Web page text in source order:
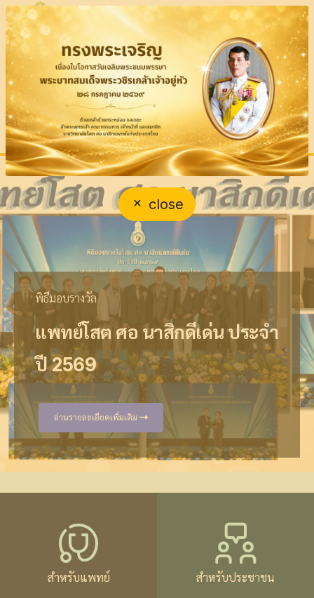
ขอแสดงความยินดี แด่...
รศ.พญ.นันทิการ์ สันสุวรรณ
ประธานวิรัชกิจ ราชวิทยาลัยโสต ศอ นาสิกแพทย์ แห่ง
ประเทศไทย วาระปี 2567-2569 ได้รับโล่ประกาศ
เกียรติคุณ จาก คณะแพทยศาสตร์มหาวิทยาลัยเชียงใหม่
อาจารย์ดีเด่นของคณะแพทยศาสตร์ชั้นคลินิก
อ่านรายละเอียดเพิ่มเติม
ไปใช้สิทธิเลือกตั้งคณะกรรมการ
บริหารวาระ 2570-2572 นอก
สถาบัน
ออนไลน์ ผ่านระบบ "แพทยสภา" ในวันที่15 กรกฎาคม
2569 ถึง วันที่ 8 ตุลาคม 2569
อ่านรายละเอียดเพิ่มเติม
พิธีมอบรางวัล
แพทย์โสต ศอ นาสิกดีเด่น ประจำ
ปี 2569
อ่านรายละเอียดเพิ่มเติม
งานประชุมวิชาการประจำปี ราชวิทยาลัยโสต ศอ นาสิก
แพทย์แห่งประเทศไทย
ครั้งที่ 1/2569 RCOT 2026
"Beyond the Routine"
6 - 8 พฤษภาคม 2569 ณ โรงแรมดุสิตธานี พัทยา ชลบุรี
ประเทศไทย
อ่านรายละเอียดเพิ่มเติม
สำหรับแพทย์ สำหรับประชาชน
close